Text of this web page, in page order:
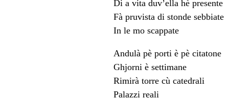
Di a vita duv’ella hè presente
Fà pruvista di stonde sebbiate
In le mo scappate
Andulà pè porti è pè citatone
Ghjorni è settimane
Rimirà torre cù catedrali
Palazzi reali